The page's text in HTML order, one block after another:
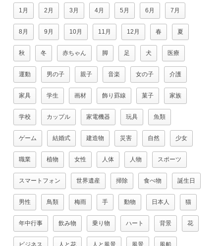
1月 2月 3月 4月 5月 6月 7月
8月 9月 10月 11月 12月 春 夏
秋 冬 赤ちゃん 脚 足 犬 医療
運動 男の子 親子 音楽 女の子 介護
家具 学生 画材 飾り罫線 菓子 家族
学校 カップル 家電機器 玩具 魚類
ゲーム 結婚式 建造物 災害 自然 少女
職業 植物 女性 人体 人物 スポーツ
スマートフォン 世界遺産 掃除 食べ物 誕生日
男性 鳥類 梅雨 手 動物 日本人 猫
年中行事 飲み物 乗り物 ハート 背景 花
ビジネス 人と花 人と風景 風景 風船